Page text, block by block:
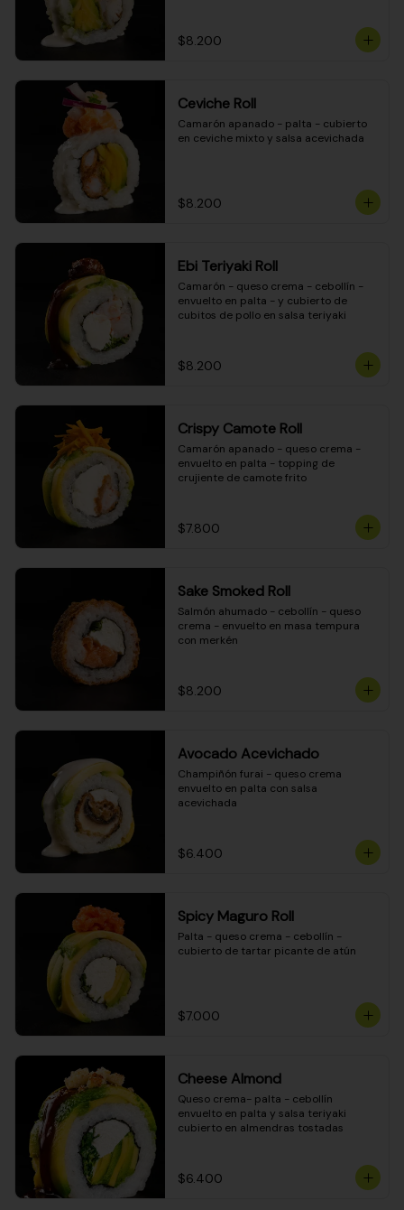
$8.200
Ceviche Roll
Camarón apanado - palta - cubierto
en ceviche mixto y salsa acevichada
$8.200
Ebi Teriyaki Roll
Camarón - queso crema - cebollín -
envuelto en palta - y cubierto de
cubitos de pollo en salsa teriyaki
$8.200
Crispy Camote Roll
Camarón apanado - queso crema -
envuelto en palta - topping de
crujiente de camote frito
$7.800
Sake Smoked Roll
Salmón ahumado - cebollín - queso
crema - envuelto en masa tempura
con merkén
$8.200
Avocado Acevichado
Champiñón furai - queso crema
envuelto en palta con salsa
acevichada
$6.400
Spicy Maguro Roll
Palta - queso crema - cebollín -
cubierto de tartar picante de atún
$7.000
Cheese Almond
Queso crema- palta - cebollín
envuelto en palta y salsa teriyaki
cubierto en almendras tostadas
$6.400